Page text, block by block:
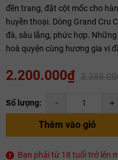
đền trang, đặt cột mốc cho
huyền thoại. Dòng Grand Cru
đà, sâu lắng, phức hợp.
hoà quyện cùng hương gia vị
2.200.000₫
Số lượng: - +
Thêm vào giỏ
Bạn phải từ 18 tuổi trở lên